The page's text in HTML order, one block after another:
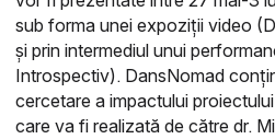
sub forma unei expoziții video
și prin intermediul unui
Introspectiv). DansNomad
cercetare a impactului
care va fi realizată de către dr.